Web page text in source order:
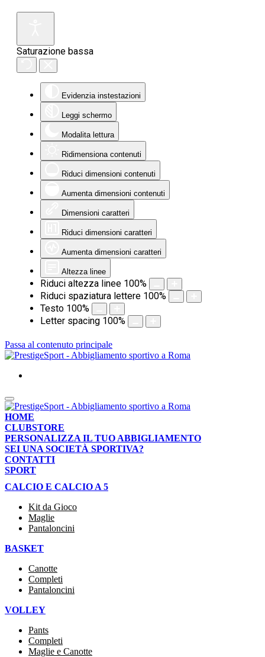
Saturazione bassa
Evidenzia instestazioni
Leggi schermo
Modalita lettura
Ridimensiona contenuti
Riduci dimensioni contenuti
Aumenta dimensioni contenuti
Dimensioni caratteri
Riduci dimensioni caratteri
Aumenta dimensioni caratteri
Altezza linee
Riduci altezza linee 100%
Riduci spaziatura lettere 100%
Testo 100%
Letter spacing 100%
Passa al contenuto principale
HOME
CLUBSTORE
PERSONALIZZA IL TUO ABBIGLIAMENTO
SEI UNA SOCIETÀ SPORTIVA?
CONTATTI
SPORT
CALCIO E CALCIO A 5
Kit da Gioco
Maglie
Pantaloncini
BASKET
Canotte
Completi
Pantaloncini
VOLLEY
Pants
Completi
Maglie e Canotte